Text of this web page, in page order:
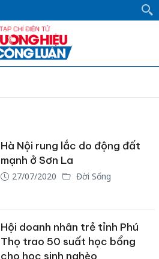
Hà Nội rung lắc do động đất
mạnh ở Sơn La
27/07/2020 Đời Sống
Hội doanh nhân trẻ tỉnh Phú
Thọ trao 50 suất học bổng
cho học sinh nghèo